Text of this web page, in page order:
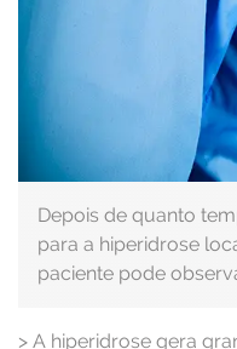
Depois de quanto
para a hiperidrose
paciente pode
> A hiperidrose gera